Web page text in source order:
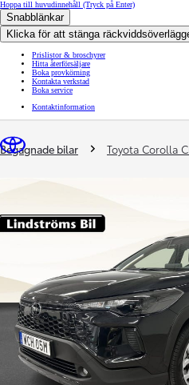
Hoppa till huvudinnehåll (Tryck på Enter)
Snabblänkar
Klicka för att stänga
Prislistor & broschyrer
Hitta återförsäljare
Boka provkörning
Kontakta verkstad
Boka service
Kontaktinformation
You are here
Begagnade bilar Toyota Corolla